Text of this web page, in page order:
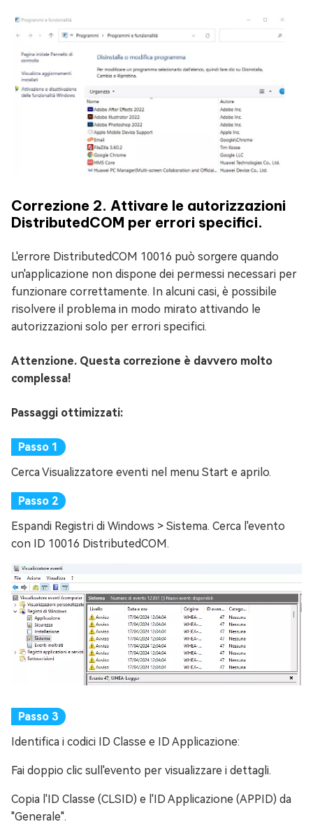
Correzione 2. Attivare le autorizzazioni
DistributedCOM per errori specifici.
L'errore DistributedCOM 10016 può sorgere quando
un'applicazione non dispone dei permessi necessari per
funzionare correttamente. In alcuni casi, è possibile
risolvere il problema in modo mirato attivando le
autorizzazioni solo per errori specifici.
Attenzione. Questa correzione è davvero molto
complessa!
Passaggi ottimizzati:
Cerca Visualizzatore eventi nel menu Start e aprilo.
Espandi Registri di Windows > Sistema. Cerca l'evento
con ID 10016 DistributedCOM.
Identifica i codici ID Classe e ID Applicazione:
Fai doppio clic sull'evento per visualizzare i dettagli.
Copia l'ID Classe (CLSID) e l'ID Applicazione (APPID) da
"Generale".